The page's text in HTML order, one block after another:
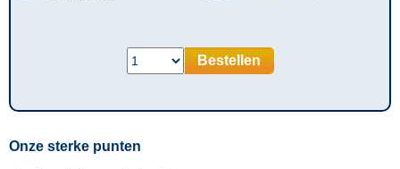
Bestellen
Onze sterke punten